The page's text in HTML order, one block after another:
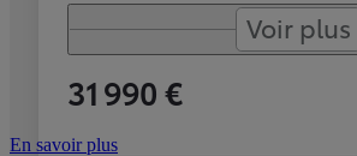
Voir plus
31 990 €
En savoir plus